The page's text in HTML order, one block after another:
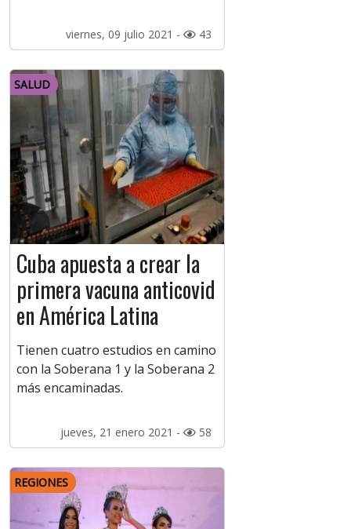
viernes, 09 julio 2021 - 43
SALUD
Cuba apuesta a crear la
primera vacuna anticovid
en América Latina
Tienen cuatro estudios en camino
con la Soberana 1 y la Soberana 2
más encaminadas.
jueves, 21 enero 2021 - 58
REGIONES